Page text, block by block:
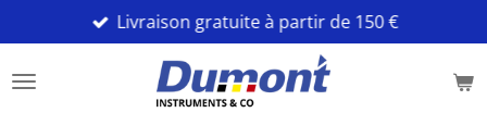
au
contenu
Livraison gratuite à partir de 150 €